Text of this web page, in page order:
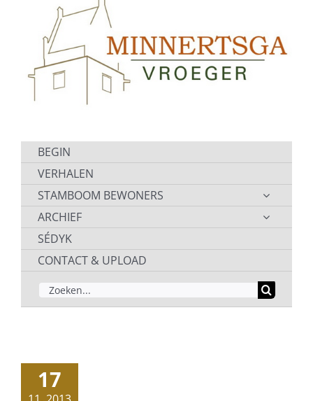
BEGIN
VERHALEN
STAMBOOM BEWONERS
ARCHIEF
SÉDYK
CONTACT & UPLOAD
ZOEKEN
NAAR:
17